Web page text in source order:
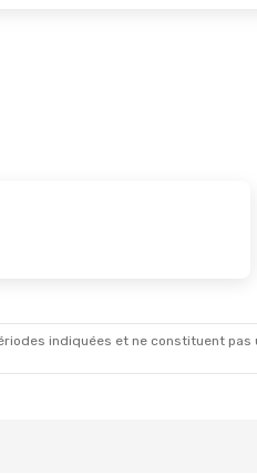
-
indiquées et ne constituent